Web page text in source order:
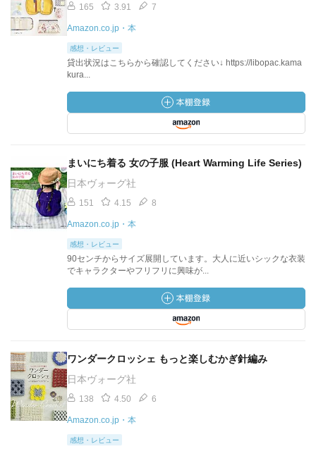
165 3.91 7
Amazon.co.jp・本
感想・レビュー
貸出状況はこちらから確認してください↓ https://libopac.kama
kura...
まいにち着る 女の子服 (Heart Warming Life Series)
日本ヴォーグ社
151 4.15 8
Amazon.co.jp・本
感想・レビュー
90センチからサイズ展開しています。大人に近いシックな衣装
でキャラクターやフリフリに興味が...
ワンダークロッシェ もっと楽しむかぎ針編み
日本ヴォーグ社
138 4.50 6
Amazon.co.jp・本
感想・レビュー